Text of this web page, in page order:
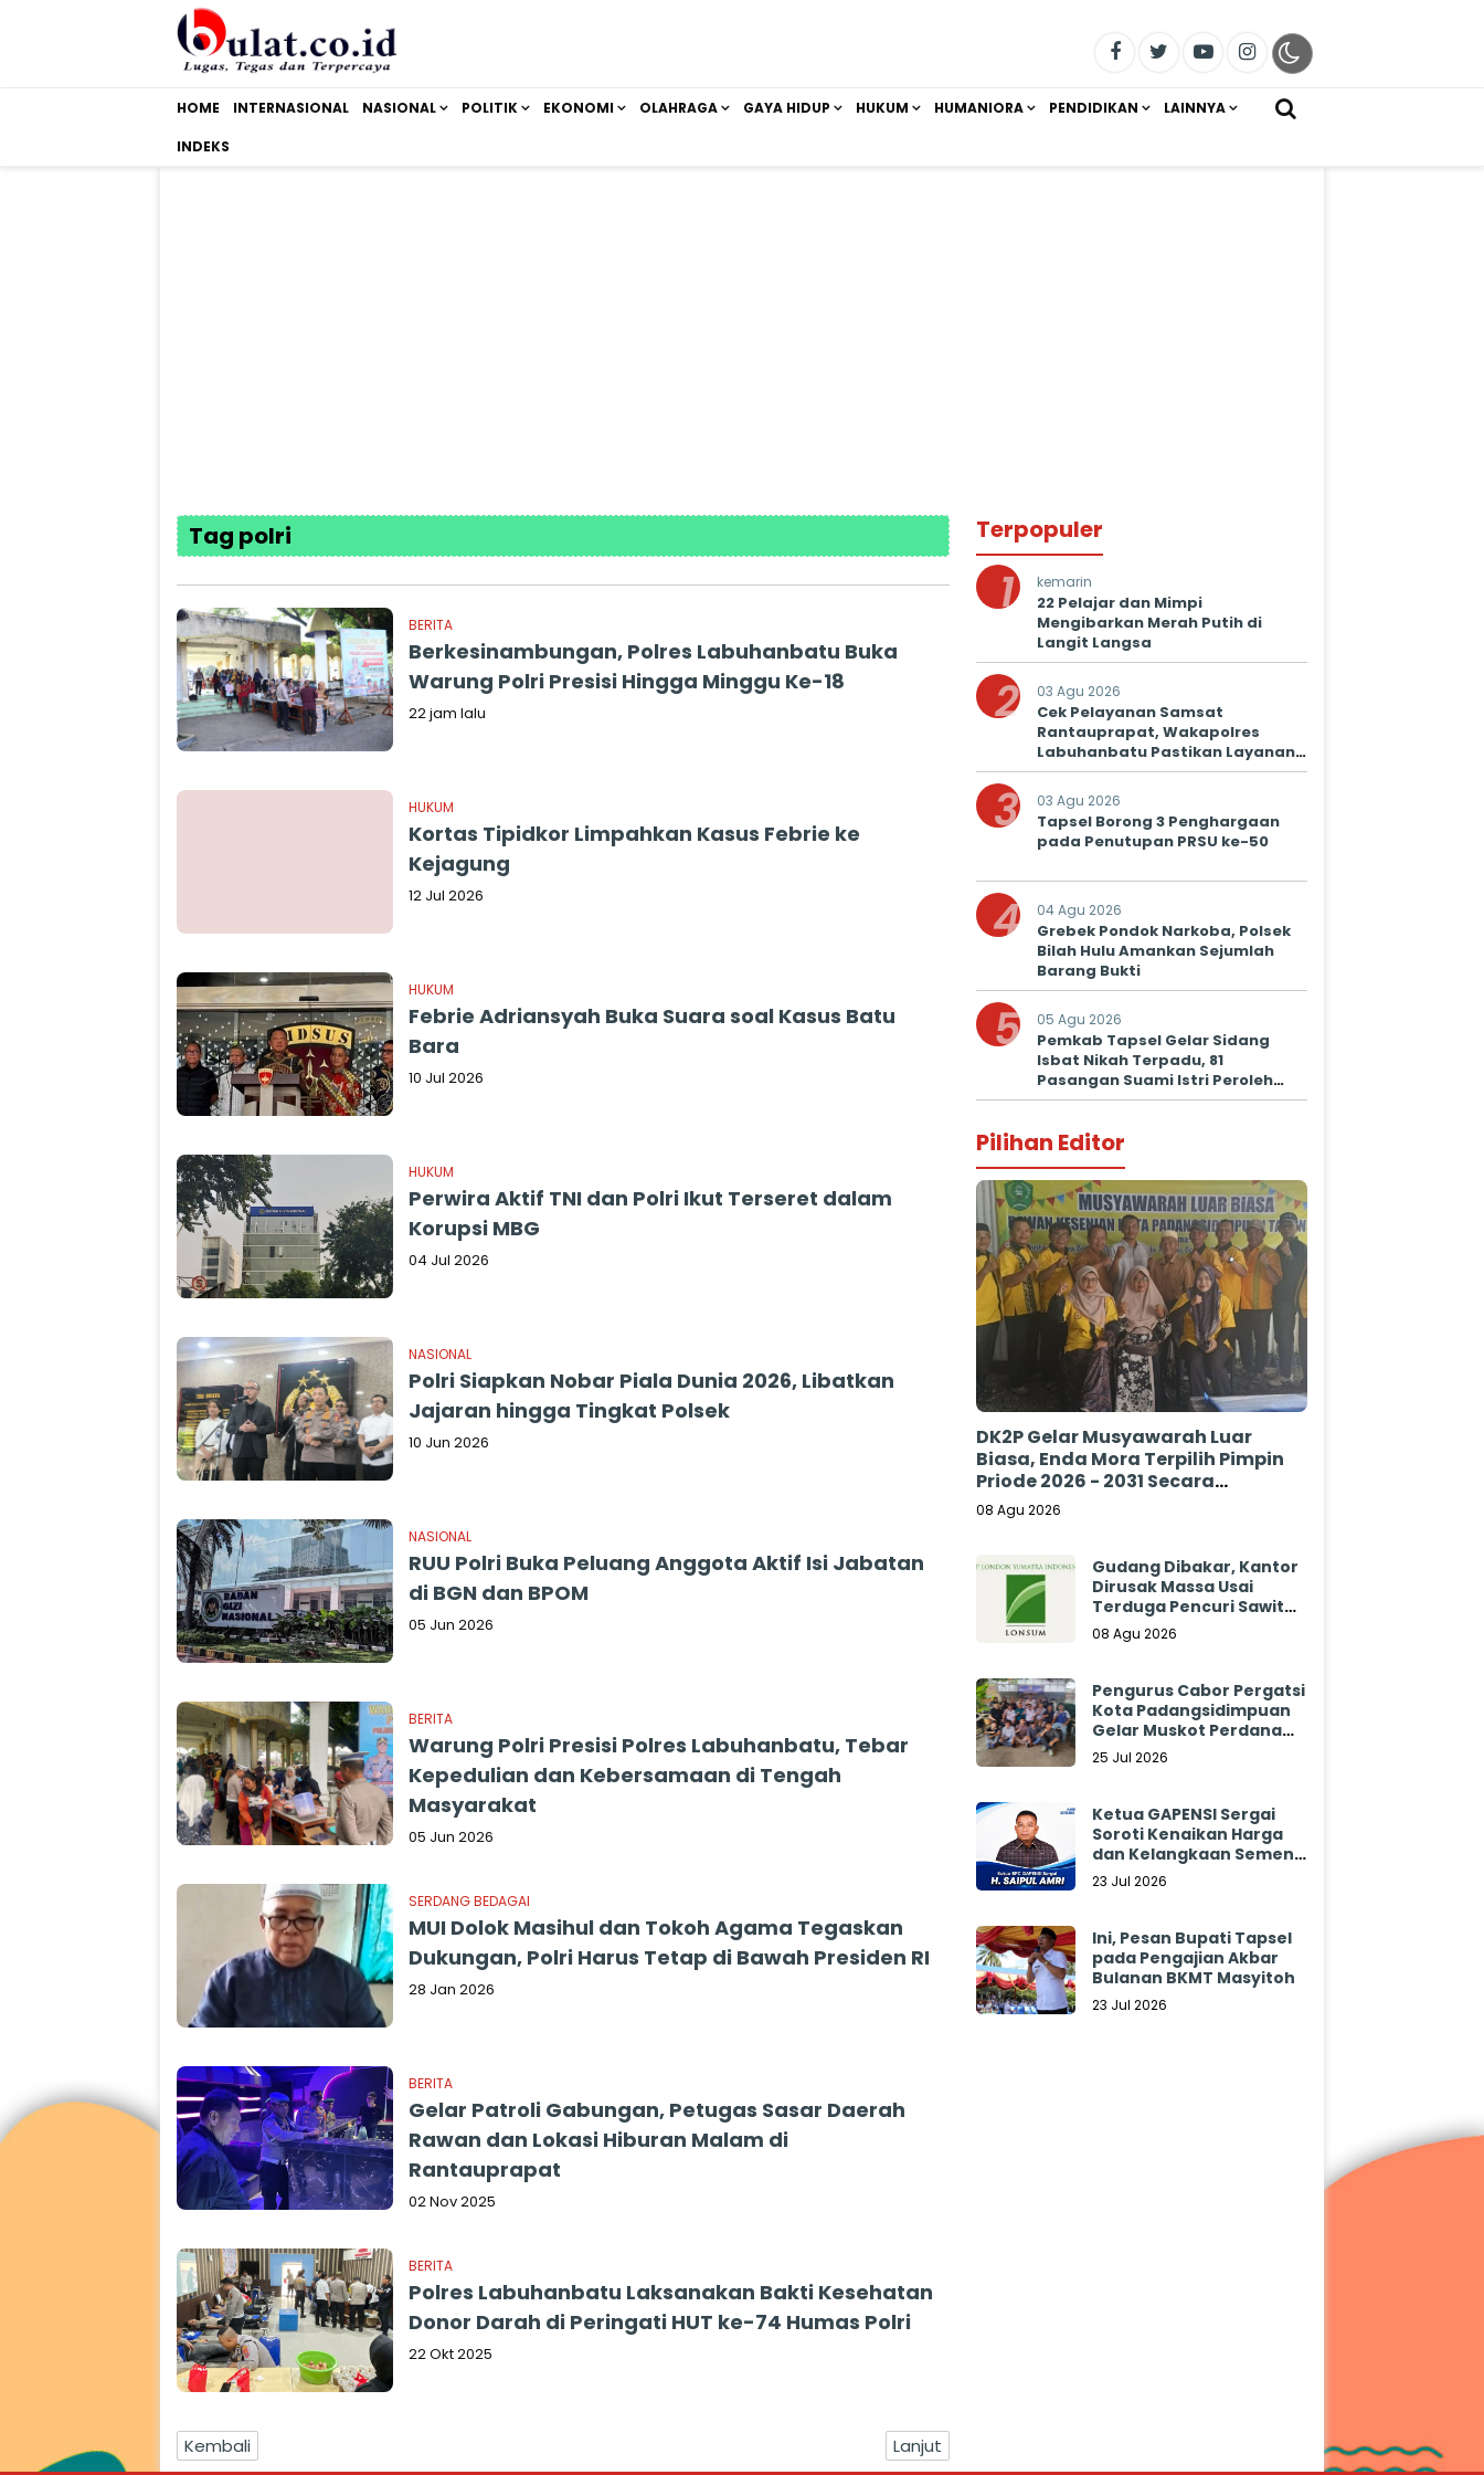
HOME INTERNASIONAL NASIONAL POLITIK EKONOMI OLAHRAGA GAYA HIDUP HUKUM HUMANIORA PENDIDIKAN LAINNYA
INDEKS
Tag polri
BERITA
Berkesinambungan, Polres Labuhanbatu Buka
Warung Polri Presisi Hingga Minggu Ke-18
22 jam lalu
HUKUM
Kortas Tipidkor Limpahkan Kasus Febrie ke
Kejagung
12 Jul 2026
HUKUM
Febrie Adriansyah Buka Suara soal Kasus Batu
Bara
10 Jul 2026
HUKUM
Perwira Aktif TNI dan Polri Ikut Terseret dalam
Korupsi MBG
04 Jul 2026
NASIONAL
Polri Siapkan Nobar Piala Dunia 2026, Libatkan
Jajaran hingga Tingkat Polsek
10 Jun 2026
NASIONAL
RUU Polri Buka Peluang Anggota Aktif Isi Jabatan
di BGN dan BPOM
05 Jun 2026
BERITA
Warung Polri Presisi Polres Labuhanbatu, Tebar
Kepedulian dan Kebersamaan di Tengah
Masyarakat
05 Jun 2026
SERDANG BEDAGAI
MUI Dolok Masihul dan Tokoh Agama Tegaskan
Dukungan, Polri Harus Tetap di Bawah Presiden RI
28 Jan 2026
BERITA
Gelar Patroli Gabungan, Petugas Sasar Daerah
Rawan dan Lokasi Hiburan Malam di
Rantauprapat
02 Nov 2025
BERITA
Polres Labuhanbatu Laksanakan Bakti Kesehatan
Donor Darah di Peringati HUT ke-74 Humas Polri
22 Okt 2025
Kembali Lanjut
Terpopuler
1 kemarin
22 Pelajar dan Mimpi
Mengibarkan Merah Putih di
Langit Langsa
2 03 Agu 2026
Cek Pelayanan Samsat
Rantauprapat, Wakapolres
Labuhanbatu Pastikan Layanan
Prima untuk Masyarakat
3 03 Agu 2026
Tapsel Borong 3 Penghargaan
pada Penutupan PRSU ke-50
4 04 Agu 2026
Grebek Pondok Narkoba, Polsek
Bilah Hulu Amankan Sejumlah
Barang Bukti
5 05 Agu 2026
Pemkab Tapsel Gelar Sidang
Isbat Nikah Terpadu, 81
Pasangan Suami Istri Peroleh
Kepastian Hukum
Pilihan Editor
DK2P Gelar Musyawarah Luar
Biasa, Enda Mora Terpilih Pimpin
Priode 2026 - 2031 Secara
Aklamasi
08 Agu 2026
Gudang Dibakar, Kantor
Dirusak Massa Usai
Terduga Pencuri Sawit
Tewas: Manajemen
Sibulan Estate Bungkam
08 Agu 2026
Pengurus Cabor Pergatsi
Kota Padangsidimpuan
Gelar Muskot Perdana
2026 - 2030
25 Jul 2026
Ketua GAPENSI Sergai
Soroti Kenaikan Harga
dan Kelangkaan Semen,
Minta Pemerintah
23 Jul 2026
Ini, Pesan Bupati Tapsel
pada Pengajian Akbar
Bulanan BKMT Masyitoh
23 Jul 2026